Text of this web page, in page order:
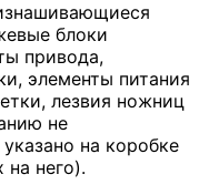
блоки
привода,
элементы питания
лезвия ножниц
не
на коробке
на него).